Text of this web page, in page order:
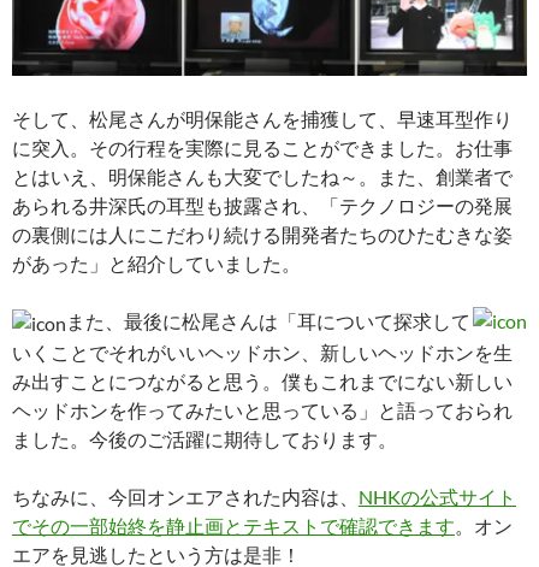
そして、松尾さんが明保能さんを捕獲して、早速耳型作り
に突入。その行程を実際に見ることができました。お仕事
とはいえ、明保能さんも大変でしたね～。また、創業者で
あられる井深氏の耳型も披露され、「テクノロジーの発展
の裏側には人にこだわり続ける開発者たちのひたむきな姿
があった」と紹介していました。
また、最後に松尾さんは「耳について探求して
いくことでそれがいいヘッドホン、新しいヘッドホンを生
み出すことにつながると思う。僕もこれまでにない新しい
ヘッドホンを作ってみたいと思っている」と語っておられ
ました。今後のご活躍に期待しております。
ちなみに、今回オンエアされた内容は、 NHKの公式サイト
でその一部始終を静止画とテキストで確認できます 。オン
エアを見逃したという方は是非！